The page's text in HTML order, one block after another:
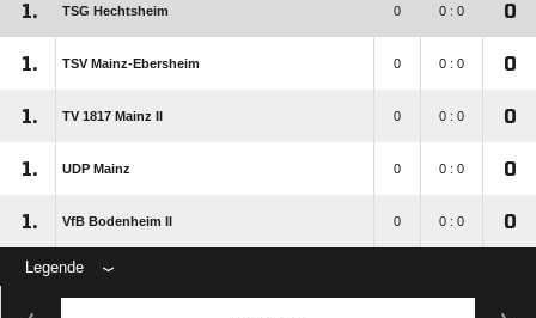
1. TSG Hechtsheim 0 0 : 0 0
1. TSV Mainz-Ebersheim 0 0 : 0 0
1. TV 1817 Mainz II 0 0 : 0 0
1. UDP Mainz 0 0 : 0 0
1. VfB Bodenheim II 0 0 : 0 0
Legende